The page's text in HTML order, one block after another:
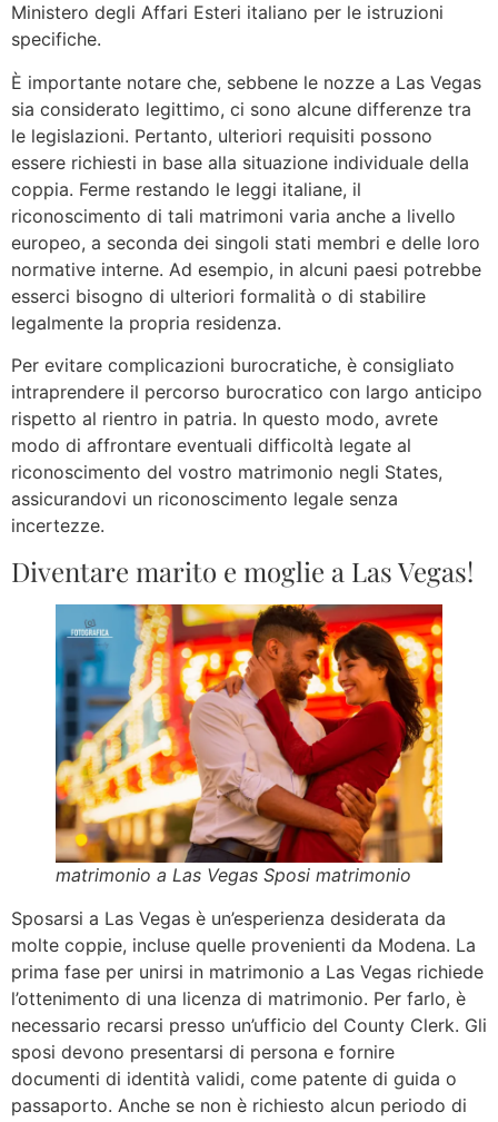
Ministero degli Affari Esteri italiano per le istruzioni
specifiche.
È importante notare che, sebbene le nozze a Las Vegas
sia considerato legittimo, ci sono alcune differenze tra
le legislazioni. Pertanto, ulteriori requisiti possono
essere richiesti in base alla situazione individuale della
coppia. Ferme restando le leggi italiane, il
riconoscimento di tali matrimoni varia anche a livello
europeo, a seconda dei singoli stati membri e delle loro
normative interne. Ad esempio, in alcuni paesi potrebbe
esserci bisogno di ulteriori formalità o di stabilire
legalmente la propria residenza.
Per evitare complicazioni burocratiche, è consigliato
intraprendere il percorso burocratico con largo anticipo
rispetto al rientro in patria. In questo modo, avrete
modo di affrontare eventuali difficoltà legate al
riconoscimento del vostro matrimonio negli States,
assicurandovi un riconoscimento legale senza
incertezze.
Diventare marito e moglie a Las Vegas!
matrimonio a Las Vegas Sposi matrimonio
Sposarsi a Las Vegas è un’esperienza desiderata da
molte coppie, incluse quelle provenienti da Modena. La
prima fase per unirsi in matrimonio a Las Vegas richiede
l’ottenimento di una licenza di matrimonio. Per farlo, è
necessario recarsi presso un’ufficio del County Clerk. Gli
sposi devono presentarsi di persona e fornire
documenti di identità validi, come patente di guida o
passaporto. Anche se non è richiesto alcun periodo di